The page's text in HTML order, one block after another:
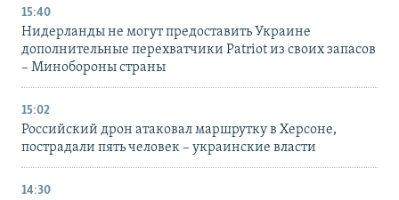
15:40
Нидерланды не могут предоставить Украине
дополнительные перехватчики Patriot из своих запасов
– Минобороны страны
15:02
Российский дрон атаковал маршрутку в Херсоне,
пострадали пять человек – украинские власти
14:30